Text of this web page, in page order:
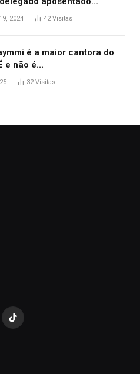
confusão no trânsito
2024 42Visitas
é a maior cantora do
e não é…
32Visitas
TikTok